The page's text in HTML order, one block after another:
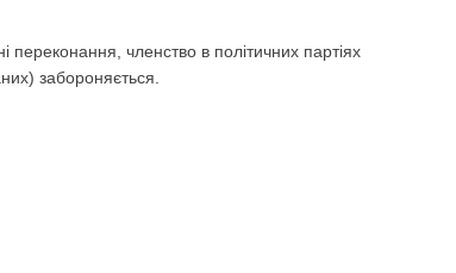
переконання, членство в політичних партіях
забороняється.